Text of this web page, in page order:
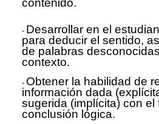
Desarrollar enel
para deducir el sentido,
de palabras
contexto.
Obtener la habilidad de
información dada (
sugerida (implícita) con el
conclusión lógica.